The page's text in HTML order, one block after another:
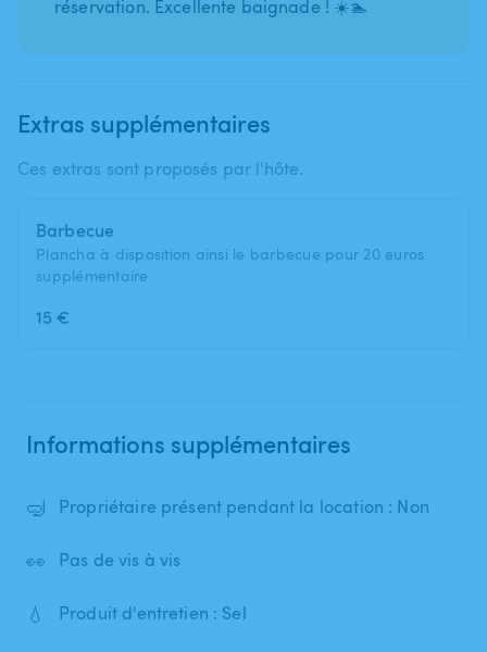
réservation. Excellente baignade ! ☀️🏊
Extras supplémentaires
Ces extras sont proposés par l'hôte.
Barbecue
Plancha à disposition ainsi le barbecue pour 20 euros
supplémentaire
15 €
Informations supplémentaires
🤿 Propriétaire présent pendant la location : Non
👀 Pas de vis à vis
💧 Produit d'entretien : Sel